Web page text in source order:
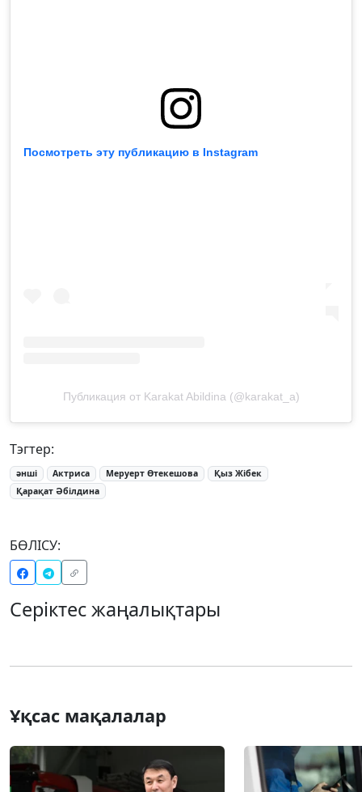
Посмотреть эту публикацию в Instagram
Публикация от Karakat Abildina (@karakat_a)
Тэгтер:
әнші Актриса Меруерт Өтекешова
Қыз Жібек
Қарақат Әбілдина
БӨЛІСУ:
Серіктес жаңалықтары
Ұқсас мақалалар